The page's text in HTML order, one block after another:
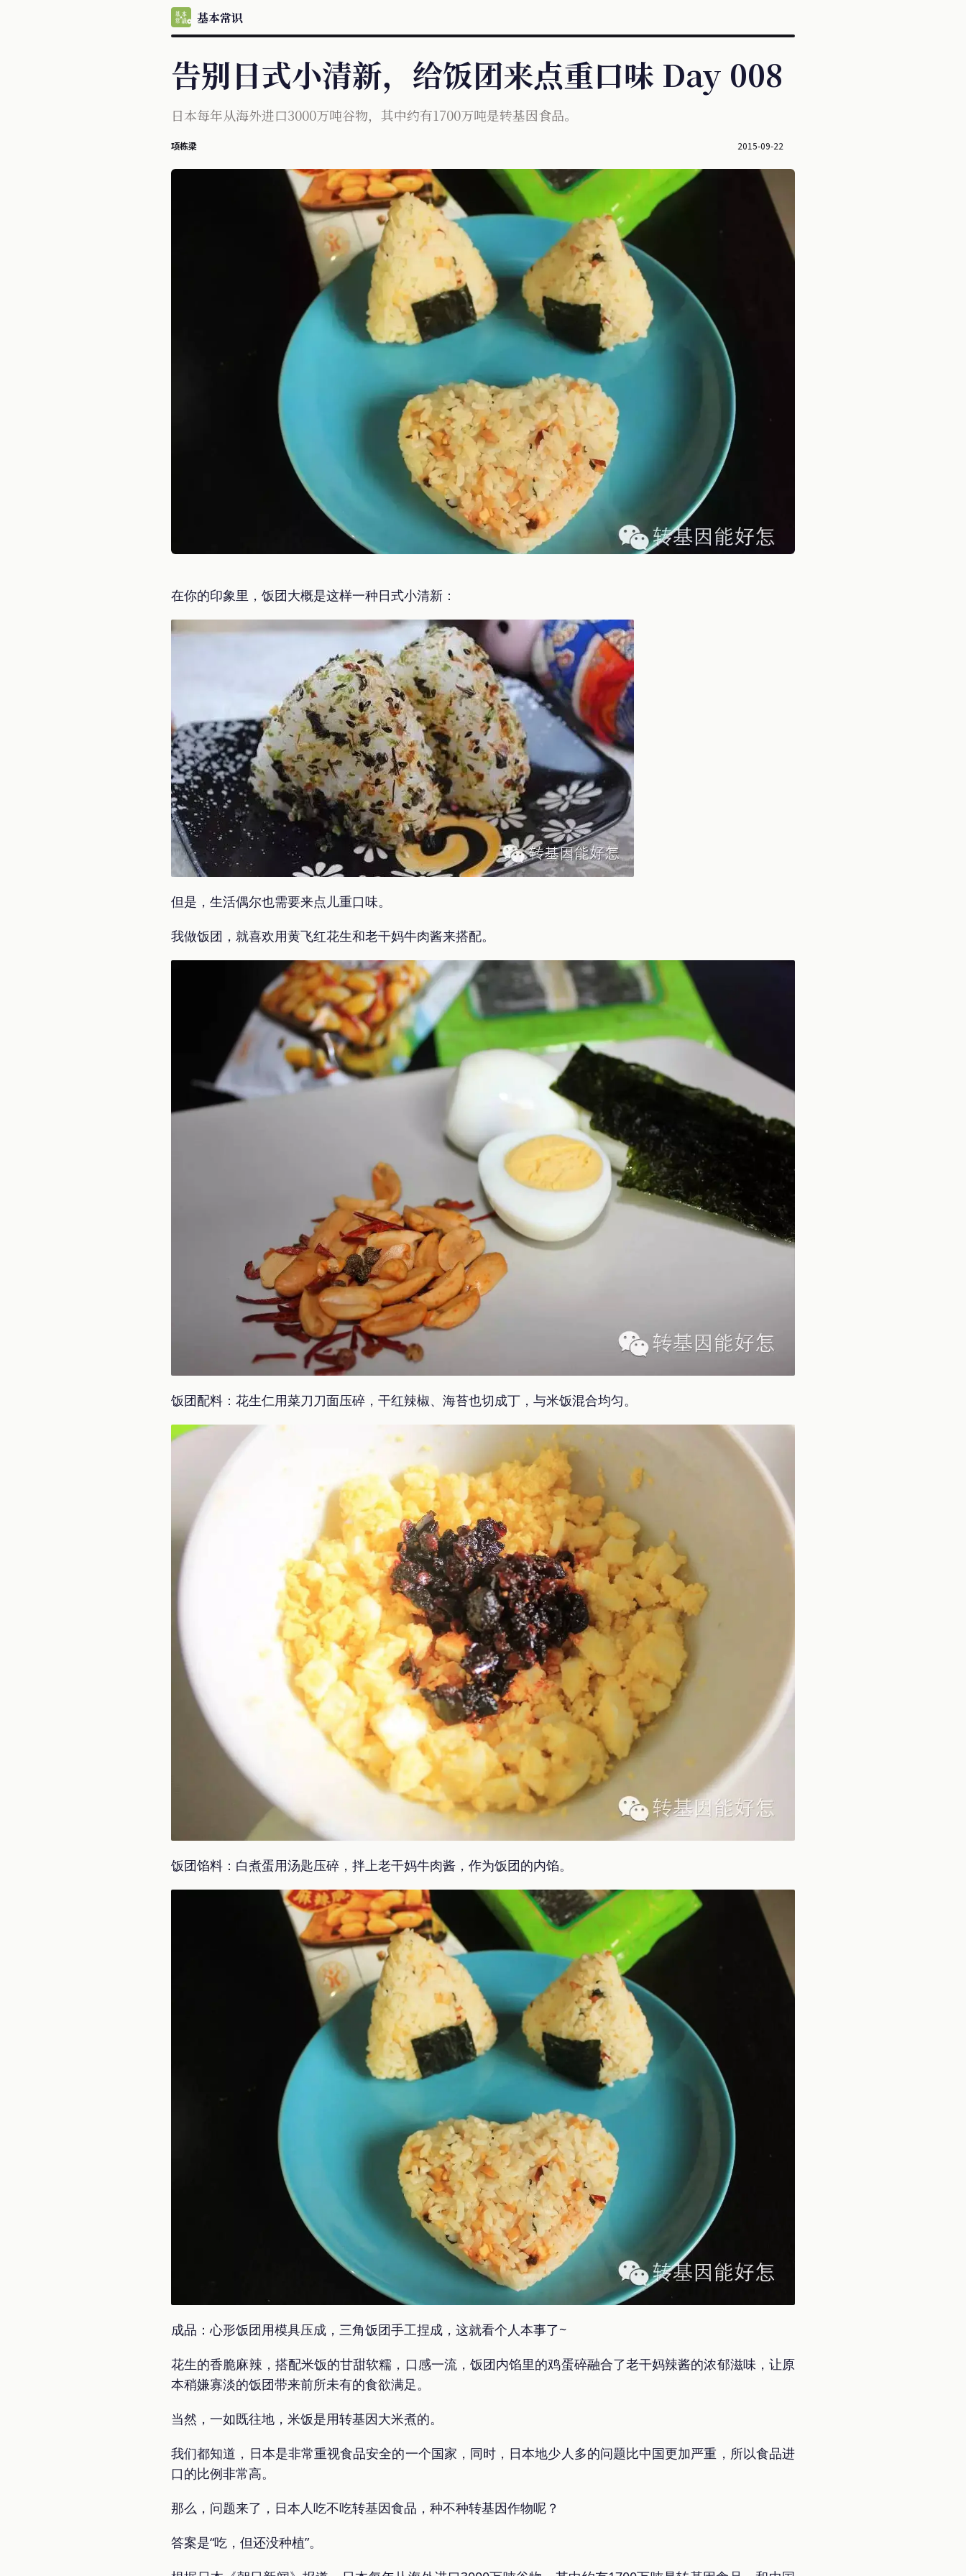
基本常识
告别日式小清新，给饭团来点重口味 Day 008
日本每年从海外进口3000万吨谷物，其中约有1700万吨是转基因食品。
项栋梁 2015-09-22
在你的印象里，饭团大概是这样一种日式小清新：
但是，生活偶尔也需要来点儿重口味。
我做饭团，就喜欢用黄飞红花生和老干妈牛肉酱来搭配。
饭团配料：花生仁用菜刀刀面压碎，干红辣椒、海苔也切成丁，与米饭混合均匀。
饭团馅料：白煮蛋用汤匙压碎，拌上老干妈牛肉酱，作为饭团的内馅。
成品：心形饭团用模具压成，三角饭团手工捏成，这就看个人本事了~
花生的香脆麻辣，搭配米饭的甘甜软糯，口感一流，饭团内馅里的鸡蛋碎融合了老干妈辣酱的浓郁滋味，让原
本稍嫌寡淡的饭团带来前所未有的食欲满足。
当然，一如既往地，米饭是用转基因大米煮的。
我们都知道，日本是非常重视食品安全的一个国家，同时，日本地少人多的问题比中国更加严重，所以食品进
口的比例非常高。
那么，问题来了，日本人吃不吃转基因食品，种不种转基因作物呢？
答案是“吃，但还没种植”。